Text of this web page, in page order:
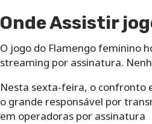
Onde Assistir
O jogo do Flamengo feminino
streaming por assinatura.
Nesta sexta-feira, o confronto
o grande responsável por
em operadoras por assinatura